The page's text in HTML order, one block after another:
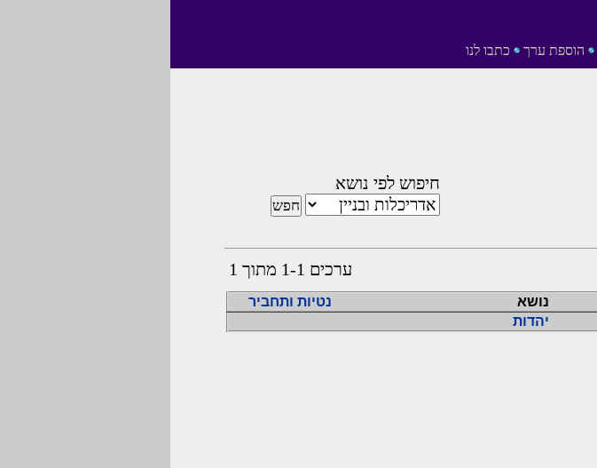
הוספת ערך כתבו לנו
חיפוש לפי נושא
ערכים 1-1 מתוך 1
נושא
נטיות ותחביר
יהדות